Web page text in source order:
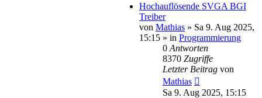
Hochauflösende SVGA BGI
Treiber
von Mathias » Sa 9. Aug 2025,
15:15 » in Programmierung
0 Antworten
8370 Zugriffe
Letzter Beitrag von
Mathias
Sa 9. Aug 2025, 15:15